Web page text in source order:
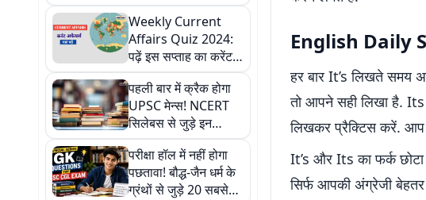
सवाल
Weekly Current
Affairs Quiz 2024:
पढ़ें इस सप्ताह का करेंट
अफेयर्स क्विज, अपनी
तैयारी को करें मजबूत
पहली बार में क्रैक होगा
UPSC मेन्स! NCERT
सिलेबस से जुड़े इन
सवालों को जरूर पढ़ें
परीक्षा हॉल में नहीं होगा
पछतावा! बौद्ध-जैन धर्म के
ग्रंथों से जुड़े 20 सबसे
English Daily
हर बार It’s लिखते समय
तो आपने सही लिखा है. Its
लिखकर प्रैक्टिस करें. आप
It’s और Its का फर्क
सिर्फ आपकी अंग्रेजी